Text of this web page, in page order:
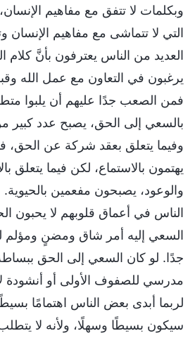
وبكلمات لا تتفق مع مفاهيم
التي لا تتماشى مع مفاهيم الإنسان
العديد من الناس يعترفون بأنَّ كلام
يرغبون في التعاون مع عمل الله
فمن الصعب جدًا عليهم أن يلبوا
بالسعي إلى الحق، يصبح عدد كبير
وفيما يتعلق بعقد شركة عن الحق،
يهتمون بالاستماع، لكن فيما يتعلق
والوعود، يصبحون مفعمين
الناس في أعماق قلوبهم لا يحبون
السعي إليه أمر شاق ومضنٍ ومؤلم
جدًا. لو كان السعي إلى الحق
مدرسي للصفوف الأولى أو أنشودة
لربما أبدى بعض الناس اهتمامًا
سيكون بسيطًا وسهلًا، ولأنه لا